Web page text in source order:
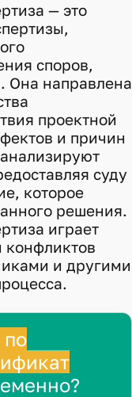
— это
споров,
Она направлена
проектной
и причин
суду
которое
решения.
играет
и другими
по